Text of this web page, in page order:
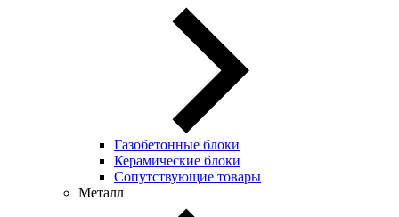
Газобетонные блоки
Керамические блоки
Сопутствующие товары
Металл